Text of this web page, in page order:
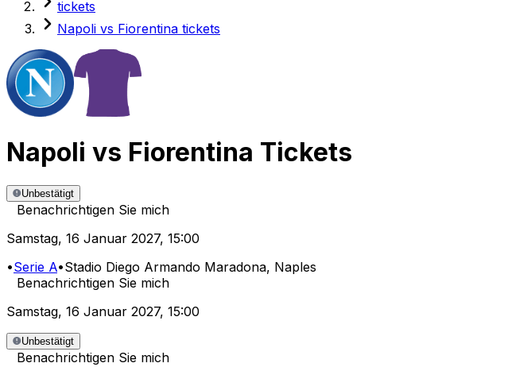
tickets
Napoli vs Fiorentina tickets
Napoli vs Fiorentina Tickets
Unbestätigt
Benachrichtigen Sie mich
Samstag, 16 Januar 2027, 15:00
•Serie A•Stadio Diego Armando Maradona, Naples
Benachrichtigen Sie mich
Samstag, 16 Januar 2027, 15:00
Unbestätigt
Benachrichtigen Sie mich